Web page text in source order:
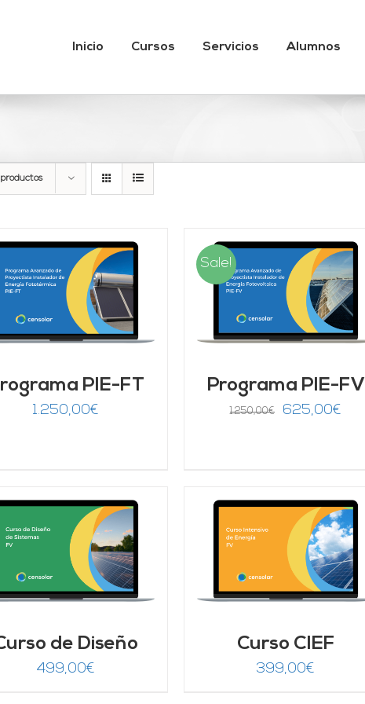
Inicio Cursos Servicios Alumnos
PIE-FT
1.250,00€
Sale!
AÑADIR AL CARRITO
DETALLES
Programa PIE-FV
1.250,00€
El
625,00€
AÑADIR AL CARRITO
DETALLES
de Diseño
499,00€
AÑADIR AL CARRITO
DETALLES
Curso CIEF
399,00€
AÑADIR AL CARRITO
DETALLES